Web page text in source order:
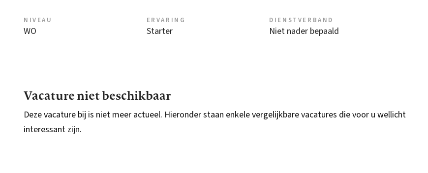
NIVEAU
WO
ERVARING
Starter
DIENSTVERBAND
Niet nader bepaald
Vacature niet beschikbaar
Deze vacature bij is niet meer actueel. Hieronder staan enkele vergelijkbare vacatures die voor u wellicht
interessant zijn.